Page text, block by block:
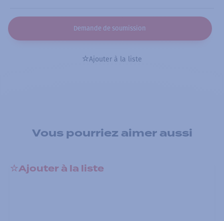
Demande de soumission
Ajouter à la liste
Vous pourriez aimer aussi
Ajouter à la liste